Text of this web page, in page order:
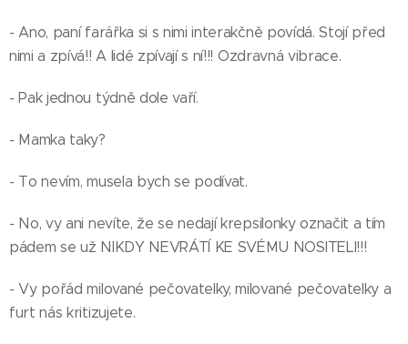
- Ano, paní farářka si s nimi interakčně povídá. Stojí před
nimi a zpívá!! A lidé zpívají s ní!!! Ozdravná vibrace.
- Pak jednou týdně dole vaří.
- Mamka taky?
- To nevím, musela bych se podívat.
- No, vy ani nevíte, že se nedají krepsilonky označit a tím
pádem se už NIKDY NEVRÁTÍ KE SVÉMU NOSITELI!!!
- Vy pořád milované pečovatelky, milované pečovatelky a
furt nás kritizujete.